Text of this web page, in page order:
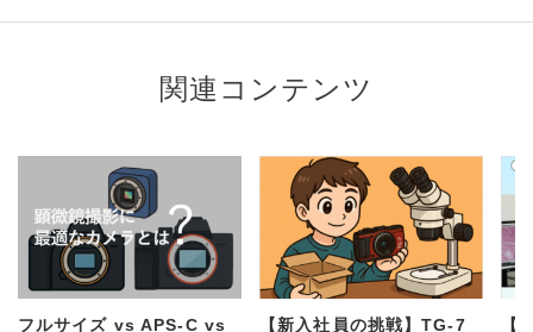
関連コンテンツ
フルサイズ vs APS-C vs
【新入社員の挑戦】TG-7
【